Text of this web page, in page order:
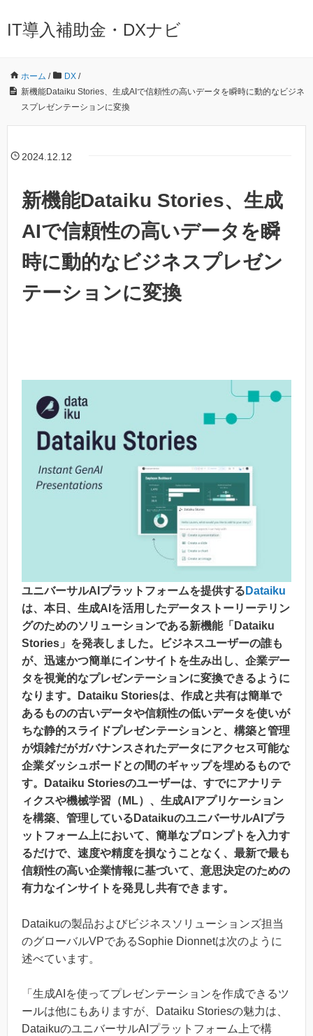
IT導入補助金・DXナビ
ホーム / DX /
新機能Dataiku Stories、生成AIで信頼性の高いデータを瞬時に動的なビジネ
スプレゼンテーションに変換
2024.12.12
新機能Dataiku Stories、生成
AIで信頼性の高いデータを瞬
時に動的なビジネスプレゼン
テーションに変換
ユニバーサルAIプラットフォームを提供する Dataiku
は、本日、生成AIを活用したデータストーリーテリン
グのためのソリューションである新機能「Dataiku
Stories」を発表しました。ビジネスユーザーの誰も
が、迅速かつ簡単にインサイトを生み出し、企業デー
タを視覚的なプレゼンテーションに変換できるように
なります。Dataiku Storiesは、作成と共有は簡単で
あるものの古いデータや信頼性の低いデータを使いが
ちな静的スライドプレゼンテーションと、構築と管理
が煩雑だがガバナンスされたデータにアクセス可能な
企業ダッシュボードとの間のギャップを埋めるもので
す。Dataiku Storiesのユーザーは、すでにアナリテ
ィクスや機械学習（ML）、生成AIアプリケーション
を構築、管理しているDataikuのユニバーサルAIプラ
ットフォーム上において、簡単なプロンプトを入力す
るだけで、速度や精度を損なうことなく、最新で最も
信頼性の高い企業情報に基づいて、意思決定のための
有力なインサイトを発見し共有できます。
Dataikuの製品およびビジネスソリューションズ担当
のグローバルVPであるSophie Dionnetは次のように
述べています。
「生成AIを使ってプレゼンテーションを作成できるツ
ールは他にもありますが、Dataiku Storiesの魅力は、
DataikuのユニバーサルAIプラットフォーム上で構